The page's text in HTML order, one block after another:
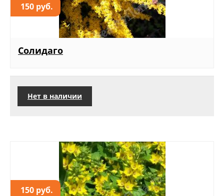
150 руб.
Солидаго
Нет в наличии
150 руб.